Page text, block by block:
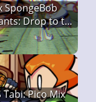
SpongeBob
Drop to the
Tabi: Pico Mix